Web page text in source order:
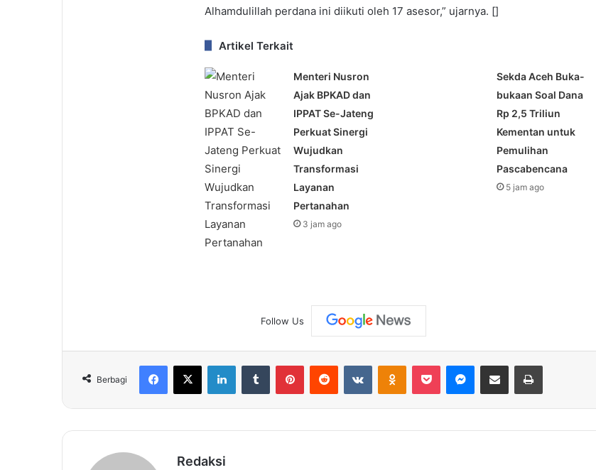
Alhamdulillah perdana ini diikuti oleh 17 asesor,” ujarnya. []
Artikel Terkait
Menteri Nusron
Ajak BPKAD dan
IPPAT Se-Jateng
Perkuat Sinergi
Wujudkan
Transformasi
Layanan
Pertanahan
3 jam ago
Sekda Aceh Buka-
bukaan Soal Dana
Rp 2,5 Triliun
Kementan untuk
Pemulihan
Pascabencana
5 jam ago
Follow Us
Berbagi
Facebook
X LinkedInTumblr PinterestReddit VKontakteOdnoklassniki
Pocket Messenger
Share via Email Print
Redaksi
Tetap Tumbuh Moderat pada 2025